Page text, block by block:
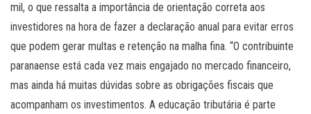
mil, o que ressalta a importância de orientação correta aos
investidores na hora de fazer a declaração anual para evitar erros
que podem gerar multas e retenção na malha fina. “O contribuinte
paranaense está cada vez mais engajado no mercado financeiro,
mas ainda há muitas dúvidas sobre as obrigações fiscais que
acompanham os investimentos. A educação tributária é parte